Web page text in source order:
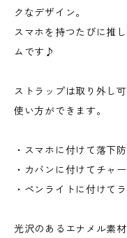
クなデザイン。
スマホを持つたびに推
ムです♪
ストラップは取り外し
使い方ができます。
・スマホに付けて落下
・カバンに付けてチャ
・ペンライトに付けて
光沢のあるエナメル素